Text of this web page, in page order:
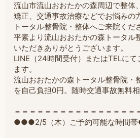
流山市流山おおたかの森周辺で整体
矯正、交通事故治療などでお悩みの
トータル整骨院・整体へご来院くだ
平素より流山おおたかの森トータル
いただきありがとうございます。
LINE（24時間受付）またはTELに
ます。
流山おおたかの森トータル整骨院・
を自己負担0円。随時交通事故無料相
＝＝＝＝＝＝＝＝＝＝＝＝＝＝＝＝
●●●2/5（木）ご予約可能な時間